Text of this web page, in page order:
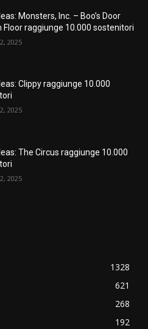
Monsters, Inc. – Boo’s Door
Floor raggiunge 10.000 sostenitori
2025
Clippy raggiunge 10.000
2025
The Circus raggiunge 10.000
2025
1328
621
268
192